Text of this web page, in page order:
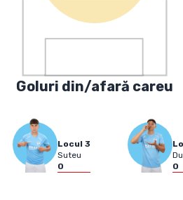
Goluri din/afară careu
Locul3
Suteu
0
0